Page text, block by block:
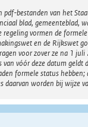
pdf-bestanden van het
blad, gemeenteblad,
regeling vormen de
en de Rijkswet
voor zover ze na 1
vóór deze datum geldt
formele status hebben;
daarvan worden bij wijze